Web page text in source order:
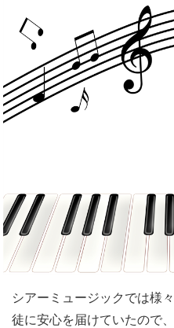
シアーミュージックでは様
徒に安心を届けていたので